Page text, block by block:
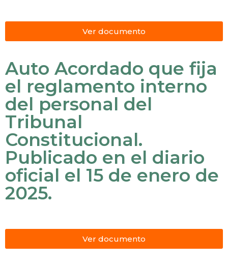
Ver documento
Auto Acordado que fija
el reglamento interno
del personal del
Tribunal
Constitucional.
Publicado en el diario
oficial el 15 de enero de
2025.
Ver documento